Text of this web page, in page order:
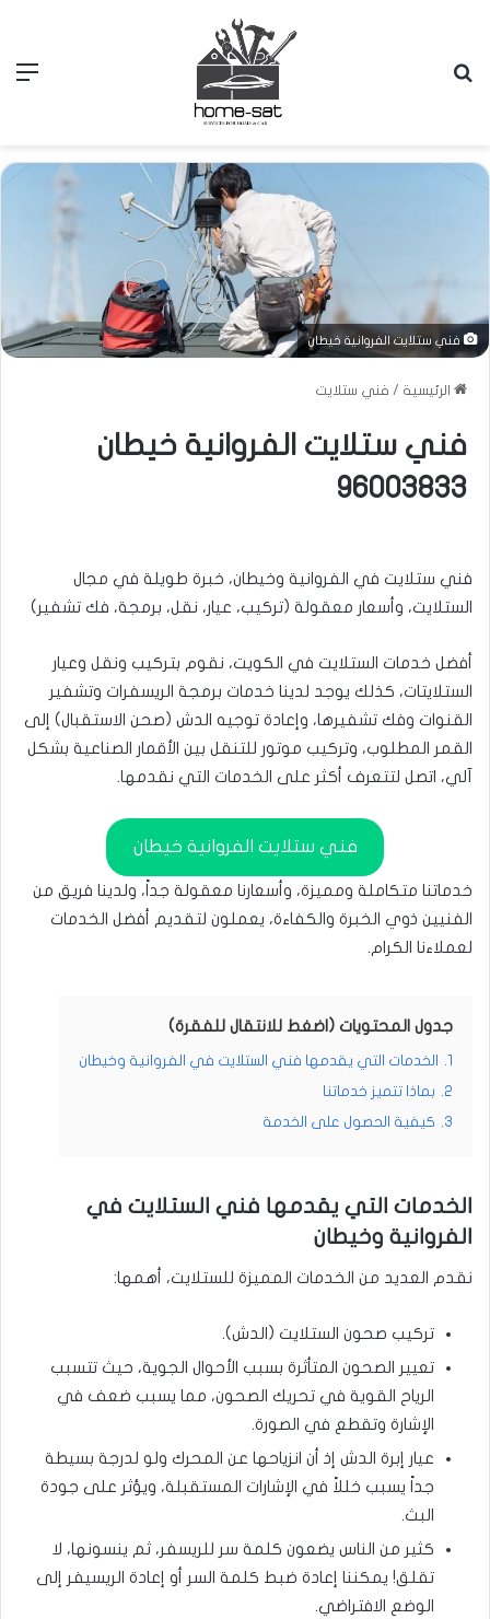
فني ستلايت الفروانية خيطان
الرئيسية / فني ستلايت
فني ستلايت الفروانية خيطان
96003833
فني ستلايت في الفروانية وخيطان، خبرة طويلة في مجال
الستلايت، وأسعار معقولة (تركيب، عيار، نقل، برمجة، فك تشفير)
أفضل خدمات الستلايت في الكويت، نقوم بتركيب ونقل وعيار
الستلايتات، كذلك يوجد لدينا خدمات برمجة الريسفرات وتشفير
القنوات وفك تشفيرها، وإعادة توجيه الدش (صحن الاستقبال) إلى
القمر المطلوب، وتركيب موتور للتنقل بين الأقمار الصناعية بشكل
آلي، اتصل لتتعرف أكثر على الخدمات التي نقدمها.
فني ستلايت الفروانية خيطان
خدماتنا متكاملة ومميزة، وأسعارنا معقولة جداً، ولدينا فريق من
الفنيين ذوي الخبرة والكفاءة، يعملون لتقديم أفضل الخدمات
لعملاءنا الكرام.
جدول المحتويات (اضغط للانتقال للفقرة)
1.
الخدمات التي يقدمها فني الستلايت في الفروانية وخيطان
2.
بماذا تتميز خدماتنا
3.
كيفية الحصول على الخدمة
الخدمات التي يقدمها فني الستلايت في
الفروانية وخيطان
نقدم العديد من الخدمات المميزة للستلايت، أهمها:
تركيب صحون الستلايت (الدش).
تعيير الصحون المتأثرة بسبب الأحوال الجوية، حيث تتسبب
الرياح القوية في تحريك الصحون، مما يسبب ضعف في
الإشارة وتقطع في الصورة.
عيار إبرة الدش إذ أن انزياحها عن المحرك ولو لدرجة بسيطة
جداً يسبب خللاً في الإشارات المستقبلة، ويؤثر على جودة
البث.
كثير من الناس يضعون كلمة سر للريسفر، ثم ينسونها، لا
تقلق! يمكننا إعادة ضبط كلمة السر أو إعادة الريسيفر إلى
الوضع الافتراضي.